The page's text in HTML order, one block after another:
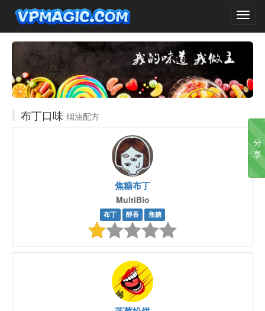
布丁口味 烟油配方
焦糖布丁
MultiBio
布丁 醇香 焦糖
分
享